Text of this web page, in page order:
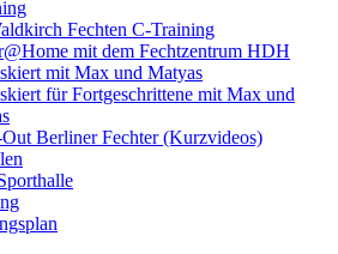
Fechten C-Training
mit dem Fechtzentrum HDH
mit Max und Matyas
für Fortgeschrittene mit Max und
Berliner Fechter (Kurzvideos)